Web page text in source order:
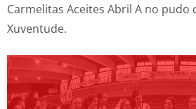
Carmelitas Aceites Abril A no
Xuventude.